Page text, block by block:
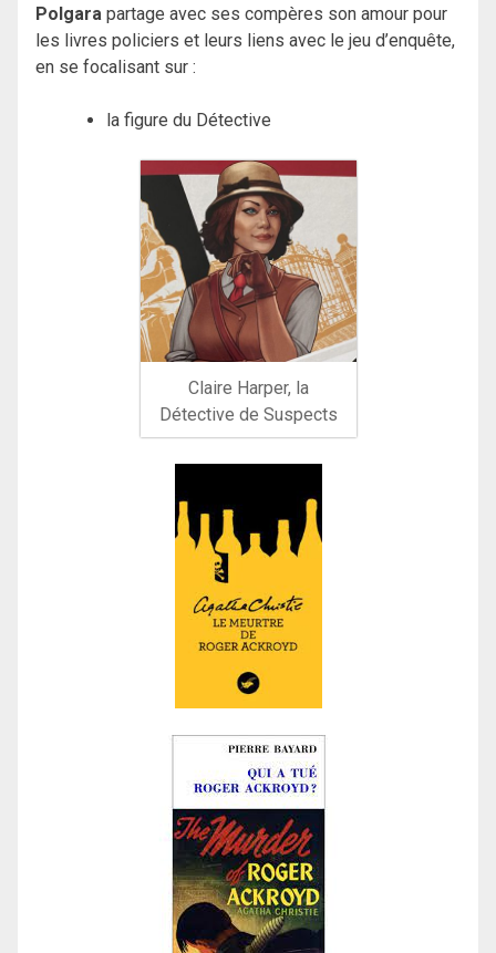
Polgara partage avec ses compères son amour pour
les livres policiers et leurs liens avec le jeu d’enquête,
en se focalisant sur :
la figure du Détective
Claire Harper, la
Détective de Suspects